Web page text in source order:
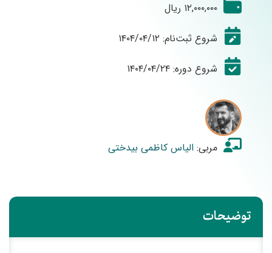
۱۲,۰۰۰,۰۰۰ ریال
شروع ثبت‌نام: ۱۴۰۴/۰۴/۱۲
شروع دوره: ۱۴۰۴/۰۴/۲۴
مربی: الیاس کاظمی بیدختی
توضیحات